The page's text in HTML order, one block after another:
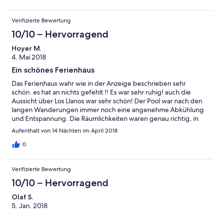
Verifizierte Bewertung
10/10 – Hervorragend
Hoyer M.
4. Mai 2018
Ein schönes Ferienhaus
Das Ferienhaus wahr wie in der Anzeige beschrieben sehr
schön. es hat an nichts gefehlt !! Es war sehr ruhig! auch die
Aussicht über Los Llanos war sehr schön! Der Pool war nach den
langen Wanderungen immer noch eine angenehme Abkühlung
und Entspannung. Die Räumlichkeiten waren genau richtig, in
der Küche war auch alles vorhanden um ein gutes Menü zu
Kochen, und die Wohnung an sich in einen sauberen zustand,
was uns sehr viel Freude bereitete und für schöne erholsame
wenn wir kein Spanisch konnten eine ganz Liebe Frau und hat
alles für einen angenehmen Aufenthalt gemacht. Ein ganz liebes
Dankeschön noch an Marianela für die schöne Rose zu meinen
Geburtstag die sie auf den Tisch gestellt hat, zusammengefasst
waren es 2 sehr schöne Wochen auf La Palma. Da ich La Palma
liebe werden wir auch wieder kommen
Aufenthalt von 14 Nächten im April 2018
0
Verifizierte Bewertung
10/10 – Hervorragend
Olaf S.
5. Jan. 2018